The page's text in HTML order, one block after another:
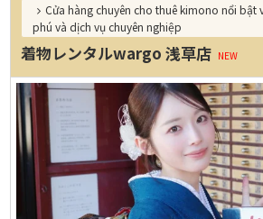
Cửa hàng chuyên cho thuê kimono nổi bật
phú và dịch vụ chuyên nghiệp
着物レンタルwargo 浅草店 NEW